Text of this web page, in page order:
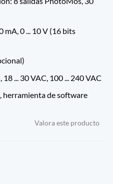
mA, 0 ... 10 V (16 bits
... 30 VAC, 100 ... 240 VAC
herramienta de software
Valora este producto